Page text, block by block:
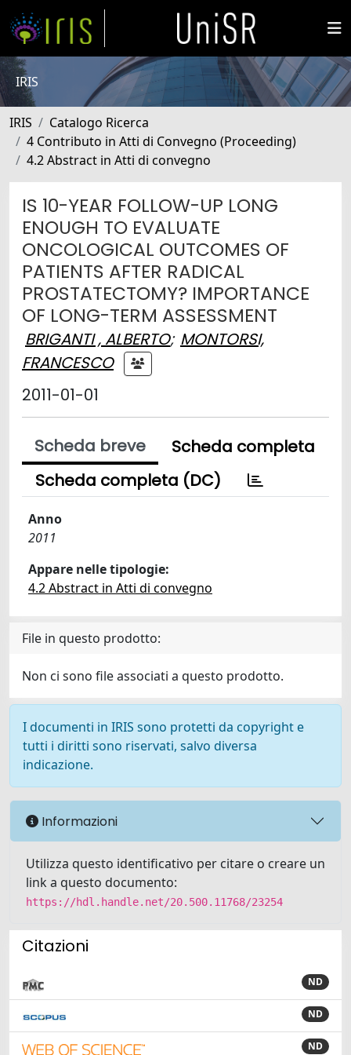
IRIS
IRIS
Catalogo Ricerca
4 Contributo in Atti di Convegno (Proceeding)
4.2 Abstract in Atti di convegno
IS 10-YEAR FOLLOW-UP LONG
ENOUGH TO EVALUATE
ONCOLOGICAL OUTCOMES OF
PATIENTS AFTER RADICAL
PROSTATECTOMY? IMPORTANCE
OF LONG-TERM ASSESSMENT
BRIGANTI , ALBERTO; MONTORSI,
FRANCESCO
2011-01-01
Scheda breve
Scheda completa
Scheda completa (DC)
Anno
2011
Appare nelle tipologie:
4.2 Abstract in Atti di convegno
File in questo prodotto:
Non ci sono file associati a questo prodotto.
I documenti in IRIS sono protetti da copyright e
tutti i diritti sono riservati, salvo diversa
indicazione.
Informazioni
Utilizza questo identificativo per citare o creare un
link a questo documento:
https://hdl.handle.net/20.500.11768/23254
Citazioni
ND
ND
ND